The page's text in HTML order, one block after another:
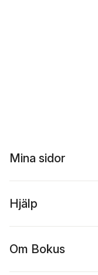
Mina sidor
Hjälp
Om Bokus